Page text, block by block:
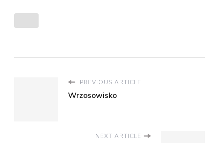
PREVIOUS ARTICLE
Wrzosowisko
NEXT ARTICLE